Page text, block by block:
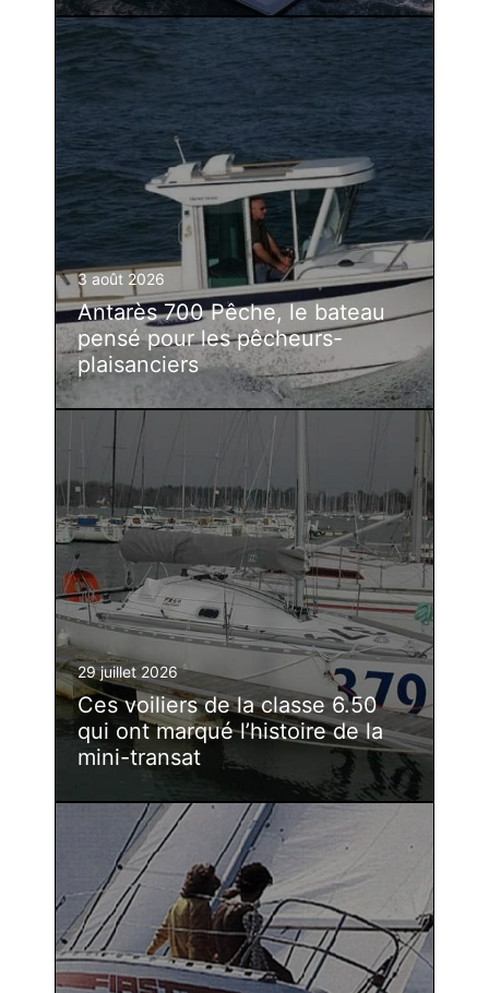
3 août 2026
Antarès 700 Pêche, le bateau
pensé pour les pêcheurs-
plaisanciers
29 juillet 2026
Ces voiliers de la classe 6.50
qui ont marqué l’histoire de la
mini-transat